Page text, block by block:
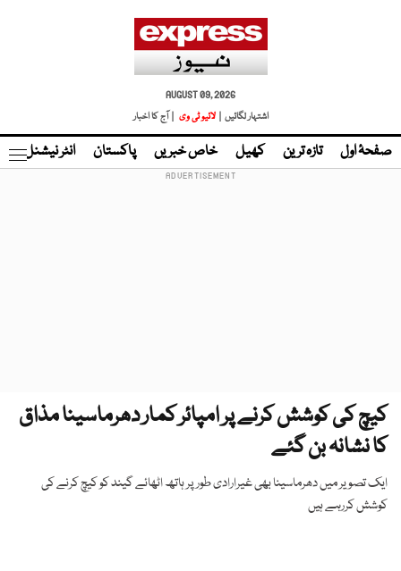
AUGUST 09, 2026
اشتہار لگائیں |
لائیو ٹی وی | آج کا اخبار
صفحۂ اول تازہ ترین کھیل خاص خبریں پاکستان انٹر نیشنل
کیچ کی کوشش کرنے پر امپائر کمار دھرماسینا مذاق
کا نشانہ بن گئے
ایک تصویر میں دھرماسینا بھی غیرارادی طور پر ہاتھ اٹھائے گیند کو کیچ کرنے کی
کوشش کررہے ہیں